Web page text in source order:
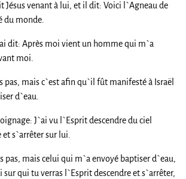
Jésus venant à lui, et il dit: Voici l`Agneau de
du monde.
dit: Après moi vient un homme qui m`a
moi.
pas, mais c`est afin qu`il fût manifesté à Israël
d`eau.
J`ai vu l`Esprit descendre du ciel
s`arrêter sur lui.
pas, mais celui qui m`a envoyé baptiser d`eau,
qui tu verras l`Esprit descendre et s`arrêter,